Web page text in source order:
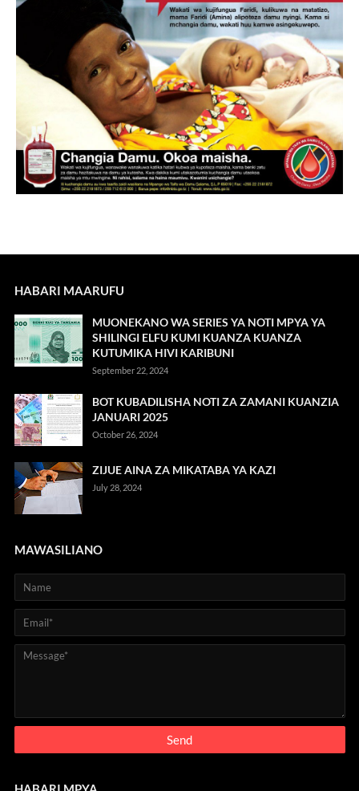
HABARI MAARUFU
MUONEKANO WA SERIES YA NOTI MPYA YA
SHILINGI ELFU KUMI KUANZA KUANZA
KUTUMIKA HIVI KARIBUNI
September 22, 2024
BOT KUBADILISHA NOTI ZA ZAMANI KUANZIA
JANUARI 2025
October 26, 2024
ZIJUE AINA ZA MIKATABA YA KAZI
July 28, 2024
MAWASILIANO